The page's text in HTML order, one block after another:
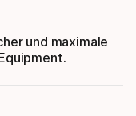
und maximale